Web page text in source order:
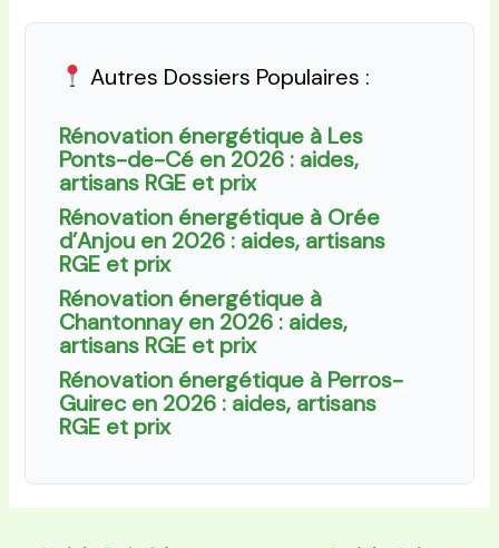
Autres Dossiers Populaires :
Rénovation énergétique à Les
Ponts-de-Cé en 2026 : aides,
artisans RGE et prix
Rénovation énergétique à Orée
d’Anjou en 2026 : aides, artisans
RGE et prix
Rénovation énergétique à
Chantonnay en 2026 : aides,
artisans RGE et prix
Rénovation énergétique à Perros-
Guirec en 2026 : aides, artisans
RGE et prix